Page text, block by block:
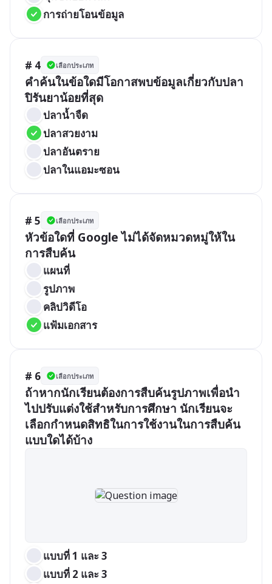
การถ่ายโอนข้อมูล
# 4 เลือกประเภท
คำค้นในข้อใดมีโอกาสพบข้อมูลเกี่ยวกับปลา
ปิรันยาน้อยที่สุด
ปลาน้ำจืด
ปลาสวยงาม
ปลาอันตราย
ปลาในแอมะซอน
# 5 เลือกประเภท
หัวข้อใดที่ Google ไม่ได้จัดหมวดหมู่ให้ใน
การสืบค้น
แผนที่
รูปภาพ
คลิปวิดีโอ
แฟ้มเอกสาร
# 6 เลือกประเภท
ถ้าหากนักเรียนต้องการสืบค้นรูปภาพเพื่อนำ
ไปปรับแต่งใช้สำหรับการศึกษา นักเรียนจะ
เลือกกำหนดสิทธิในการใช้งานในการสืบค้น
แบบใดได้บ้าง
แบบที่ 1 และ 3
แบบที่ 2 และ 3